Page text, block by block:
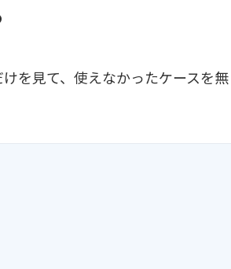
を見て、使えなかったケースを無